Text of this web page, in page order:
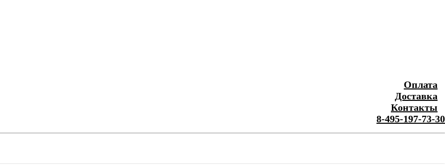
Оплата
Доставка
Контакты
8-495-197-73-30